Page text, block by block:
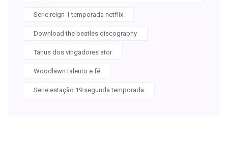
Serie reign 1 temporada netflix
Download the beatles discography
Tanus dos vingadores ator
Woodlawn talento e fé
Serie estação 19 segunda temporada